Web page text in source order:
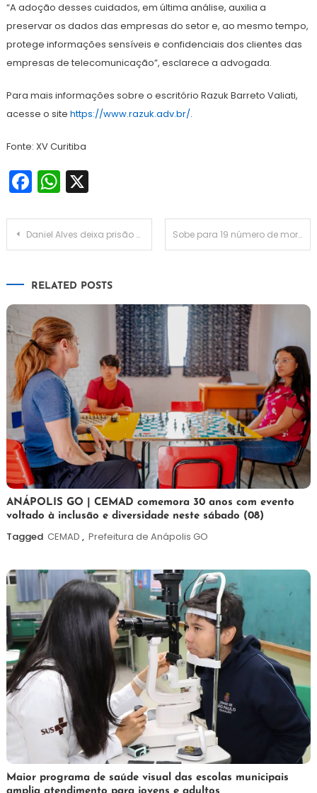
“A adoção desses cuidados, em última análise, auxilia a
preservar os dados das empresas do setor e, ao mesmo tempo,
protege informações sensíveis e confidenciais dos clientes das
empresas de telecomunicação”, esclarece a advogada.
Para mais informações sobre o escritório Razuk Barreto Valiati,
acesse o site https://www.razuk.adv.br/.
Fonte: XV Curitiba
Facebook
WhatsApp
X
Navegação
Daniel Alves deixa prisão após pagar fiança de R$ 5,4 milhões Sobe para 19 número de mortes pelas chuvas no Espírito Santo
RELATED POSTS
7
de
agosto
Maurilio
ANÁPOLIS GO | CEMAD comemora 30 anos com evento
voltado à inclusão e diversidade neste sábado (08)
Tagged CEMAD , Prefeitura de Anápolis GO
7
Maurilio
Maior programa de saúde visual das escolas municipais